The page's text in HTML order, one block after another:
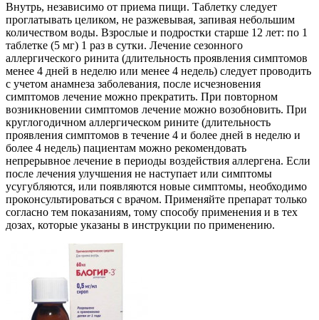
Внутрь, независимо от приема пищи. Таблетку следует
проглатывать целиком, не разжевывая, запивая небольшим
количеством воды. Взрослые и подростки старше 12 лет: по 1
таблетке (5 мг) 1 раз в сутки. Лечение сезонного
аллергического ринита (длительность проявления симптомов
менее 4 дней в неделю или менее 4 недель) следует проводить
с учетом анамнеза заболевания, после исчезновения
симптомов лечение можно прекратить. При повторном
возникновении симптомов лечение можно возобновить. При
круглогодичном аллергическом рините (длительность
проявления симптомов в течение 4 и более дней в неделю и
более 4 недель) пациентам можно рекомендовать
непрерывное лечение в периоды воздействия аллергена. Если
после лечения улучшения не наступает или симптомы
усугубляются, или появляются новые симптомы, необходимо
проконсультироваться с врачом. Применяйте препарат только
согласно тем показаниям, тому способу применения и в тех
дозах, которые указаны в инструкции по применению.